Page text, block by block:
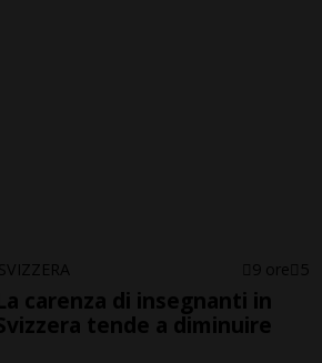
SVIZZERA 9 ore 5
carenza di insegnanti in
tende a diminuire